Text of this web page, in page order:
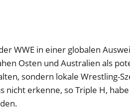
WWE in einer globalen
Osten und Australien als
sondern lokale Wrestling-
erkenne, so Triple H,